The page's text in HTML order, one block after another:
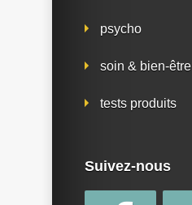
psycho
soin & bien-être
tests produits
Suivez-nous